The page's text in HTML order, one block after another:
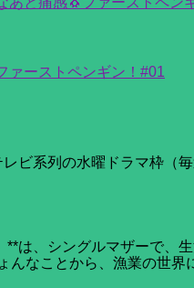
ァーストペンギン！#01
ビ系列の水曜ドラマ枠（毎
は、シングルマザーで、
んなことから、漁業の世界